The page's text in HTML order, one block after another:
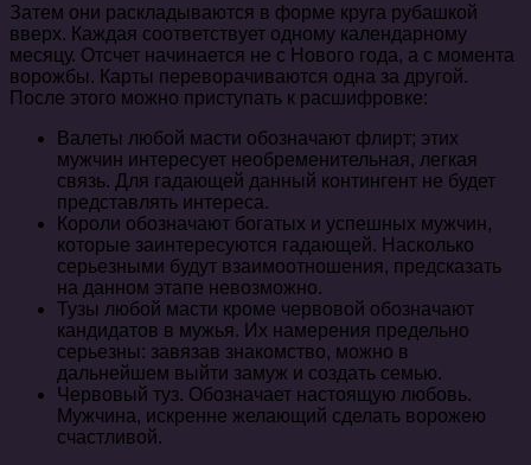
Затем они раскладываются в форме круга рубашкой
вверх. Каждая соответствует одному календарному
месяцу. Отсчет начинается не с Нового года, а с момента
ворожбы. Карты переворачиваются одна за другой.
После этого можно приступать к расшифровке:
Валеты любой масти обозначают флирт; этих
мужчин интересует необременительная, легкая
связь. Для гадающей данный контингент не будет
представлять интереса.
Короли обозначают богатых и успешных мужчин,
которые заинтересуются гадающей. Насколько
серьезными будут взаимоотношения, предсказать
на данном этапе невозможно.
Тузы любой масти кроме червовой обозначают
кандидатов в мужья. Их намерения предельно
серьезны: завязав знакомство, можно в
дальнейшем выйти замуж и создать семью.
Червовый туз. Обозначает настоящую любовь.
Мужчина, искренне желающий сделать ворожею
счастливой.